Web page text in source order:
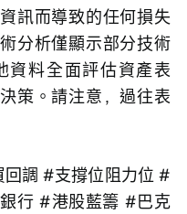
訊而導致的任何損失
分析僅顯示部分技術
資料全面評估資產表
策。請注意，過往表
調 #支撐位阻力位 #
行 #港股藍籌 #巴克